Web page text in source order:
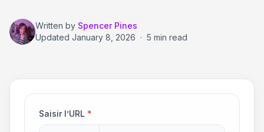
Written by Spencer Pines
Updated January 8, 2026 · 5 min read
Saisir l’URL *